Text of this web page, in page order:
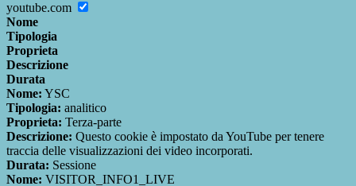
youtube.com
Nome
Tipologia
Proprieta
Descrizione
Durata
Nome: YSC
Tipologia: analitico
Proprieta: Terza-parte
Descrizione: Questo cookie è impostato da YouTube per tenere
traccia delle visualizzazioni dei video incorporati.
Durata: Sessione
Nome: VISITOR_INFO1_LIVE